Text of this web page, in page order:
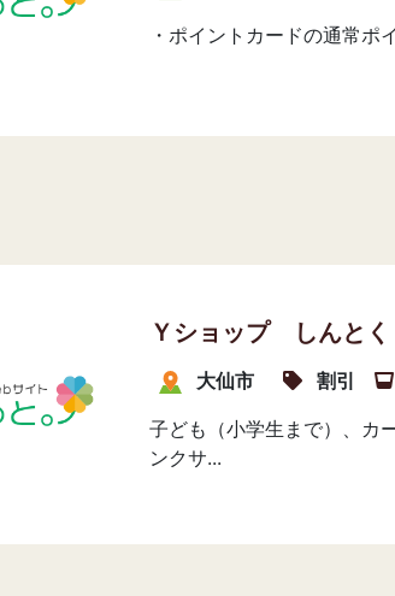
・ポイントカードの通常
Ｙショップ しんとく
大仙市 割引
子ども（小学生まで）、カ
ンクサ...